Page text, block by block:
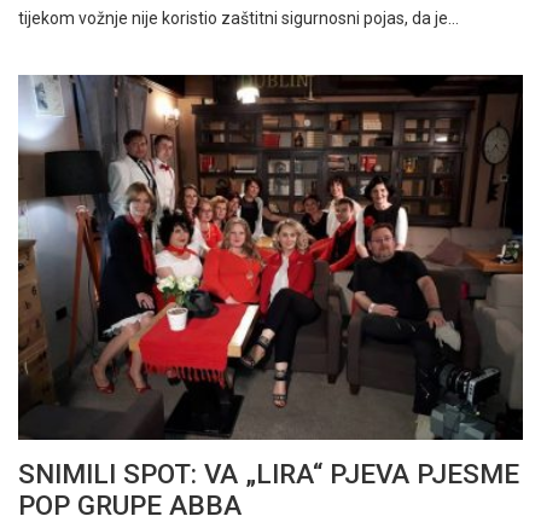
tijekom vožnje nije koristio zaštitni sigurnosni pojas, da je…
SNIMILI SPOT: VA „LIRA“ PJEVA PJESME
POP GRUPE ABBA